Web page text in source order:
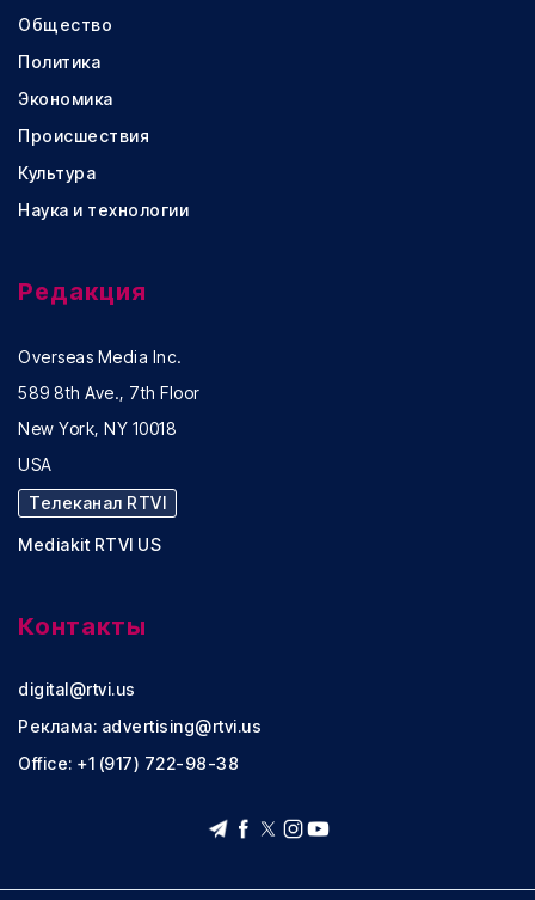
Общество
Политика
Экономика
Происшествия
Культура
Наука и технологии
Редакция
Overseas Media Inc.
589 8th Ave., 7th Floor
New York, NY 10018
USA
Телеканал RTVI
Mediakit RTVI US
Контакты
digital@rtvi.us
Реклама: advertising@rtvi.us
Office: +1 (917) 722-98-38